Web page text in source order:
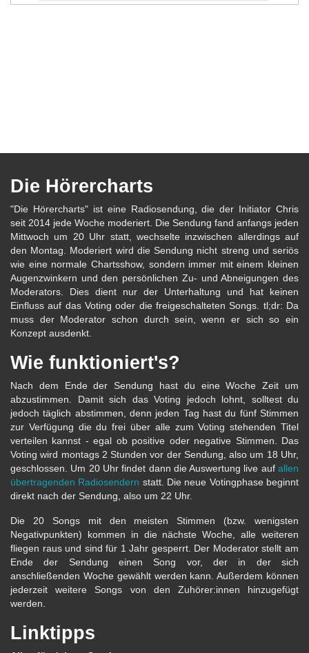
Die Hörercharts
"Die Hörercharts" ist eine Radiosendung, die der Initiator Chris
seit 2014 jede Woche moderiert. Die Sendung fand anfangs jeden
Mittwoch um 20 Uhr statt, wechselte inzwischen allerdings auf
den Montag. Moderiert wird die Sendung nicht streng und seriös
wie eine normale Chartsshow, sondern immer mit einem kleinen
Augenzwinkern und den persönlichen Zu- und Abneigungen des
Moderators. Dies dient nur der Unterhaltung und hat keinen
Einfluss auf das Voting oder die freigeschalteten Songs. tl;dr: Da
muss der Moderator schon durch sein, wenn er sich so ein
Konzept ausdenkt.
Wie funktioniert's?
Nach dem Ende der Sendung hast du eine Woche Zeit um
abzustimmen. Damit sich das Voting jedoch lohnt, solltest du
jedoch täglich abstimmen, denn jeden Tag hast du fünf Stimmen
zur Verfügung die du frei über alle zum Voting stehenden Titel
verteilen kannst - egal ob positive oder negative Stimmen. Das
Voting wird montags 2 Stunden vor der Sendung, also um 18 Uhr,
geschlossen. Um 20 Uhr findet dann die Auswertung live auf allen
übertragenden Radiosendern statt. Die neue Votingphase beginnt
direkt nach der Sendung, also um 22 Uhr.
Die 20 Songs mit den meisten Stimmen (bzw. wenigsten
Negativpunkten) kommen in die nächste Woche, alle weiteren
fliegen raus und sind für 1 Jahr gesperrt. Der Moderator stellt am
Ende der Sendung einen Song vor, der in der sich
anschließenden Woche gewählt werden kann. Außerdem können
jederzeit weitere Songs von den Zuhörer:innen hinzugefügt
werden.
Linktipps